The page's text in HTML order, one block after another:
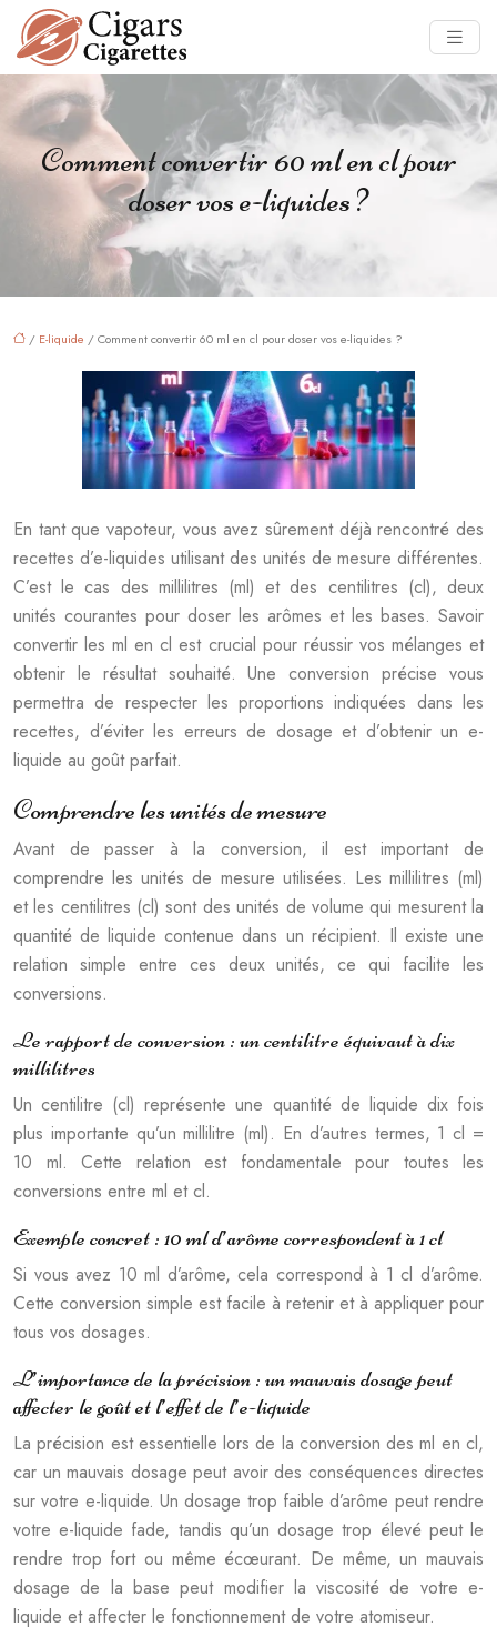
Comment convertir 60 ml en cl pour
doser vos e-liquides ?
/ E-liquide / Comment convertir 60 ml en cl pour doser vos e-liquides ?
En tant que vapoteur, vous avez sûrement déjà rencontré des
recettes d’e-liquides utilisant des unités de mesure différentes.
C’est le cas des millilitres (ml) et des centilitres (cl), deux
unités courantes pour doser les arômes et les bases. Savoir
convertir les ml en cl est crucial pour réussir vos mélanges et
obtenir le résultat souhaité. Une conversion précise vous
permettra de respecter les proportions indiquées dans les
recettes, d’éviter les erreurs de dosage et d’obtenir un e-
liquide au goût parfait.
Comprendre les unités de mesure
Avant de passer à la conversion, il est important de
comprendre les unités de mesure utilisées. Les millilitres (ml)
et les centilitres (cl) sont des unités de volume qui mesurent la
quantité de liquide contenue dans un récipient. Il existe une
relation simple entre ces deux unités, ce qui facilite les
conversions.
Le rapport de conversion : un centilitre équivaut à dix
millilitres
Un centilitre (cl) représente une quantité de liquide dix fois
plus importante qu’un millilitre (ml). En d’autres termes, 1 cl =
10 ml. Cette relation est fondamentale pour toutes les
conversions entre ml et cl.
Exemple concret : 10 ml d’arôme correspondent à 1 cl
Si vous avez 10 ml d’arôme, cela correspond à 1 cl d’arôme.
Cette conversion simple est facile à retenir et à appliquer pour
tous vos dosages.
L’importance de la précision : un mauvais dosage peut
affecter le goût et l’effet de l’e-liquide
La précision est essentielle lors de la conversion des ml en cl,
car un mauvais dosage peut avoir des conséquences directes
sur votre e-liquide. Un dosage trop faible d’arôme peut rendre
votre e-liquide fade, tandis qu’un dosage trop élevé peut le
rendre trop fort ou même écœurant. De même, un mauvais
dosage de la base peut modifier la viscosité de votre e-
liquide et affecter le fonctionnement de votre atomiseur.